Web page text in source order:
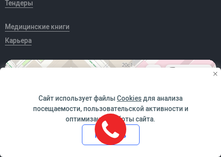
Тендеры
Медицинские книги
Карьера
Сайт использует файлы Cookiesдля анализа
посещаемости, пользовательской активности и
оптимизации работы сайта.
Принять